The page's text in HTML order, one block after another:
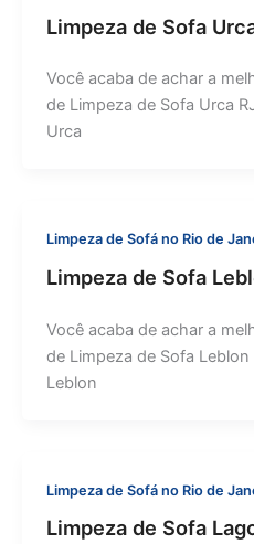
Limpeza de Sofa
Você acaba de achar a
de Limpeza de Sofa Urca
Urca
Limpeza de Sofá no Rio de
Limpeza de Sofa
Você acaba de achar a
de Limpeza de Sofa
Leblon
Limpeza de Sofá no Rio de
Limpeza de Sofa